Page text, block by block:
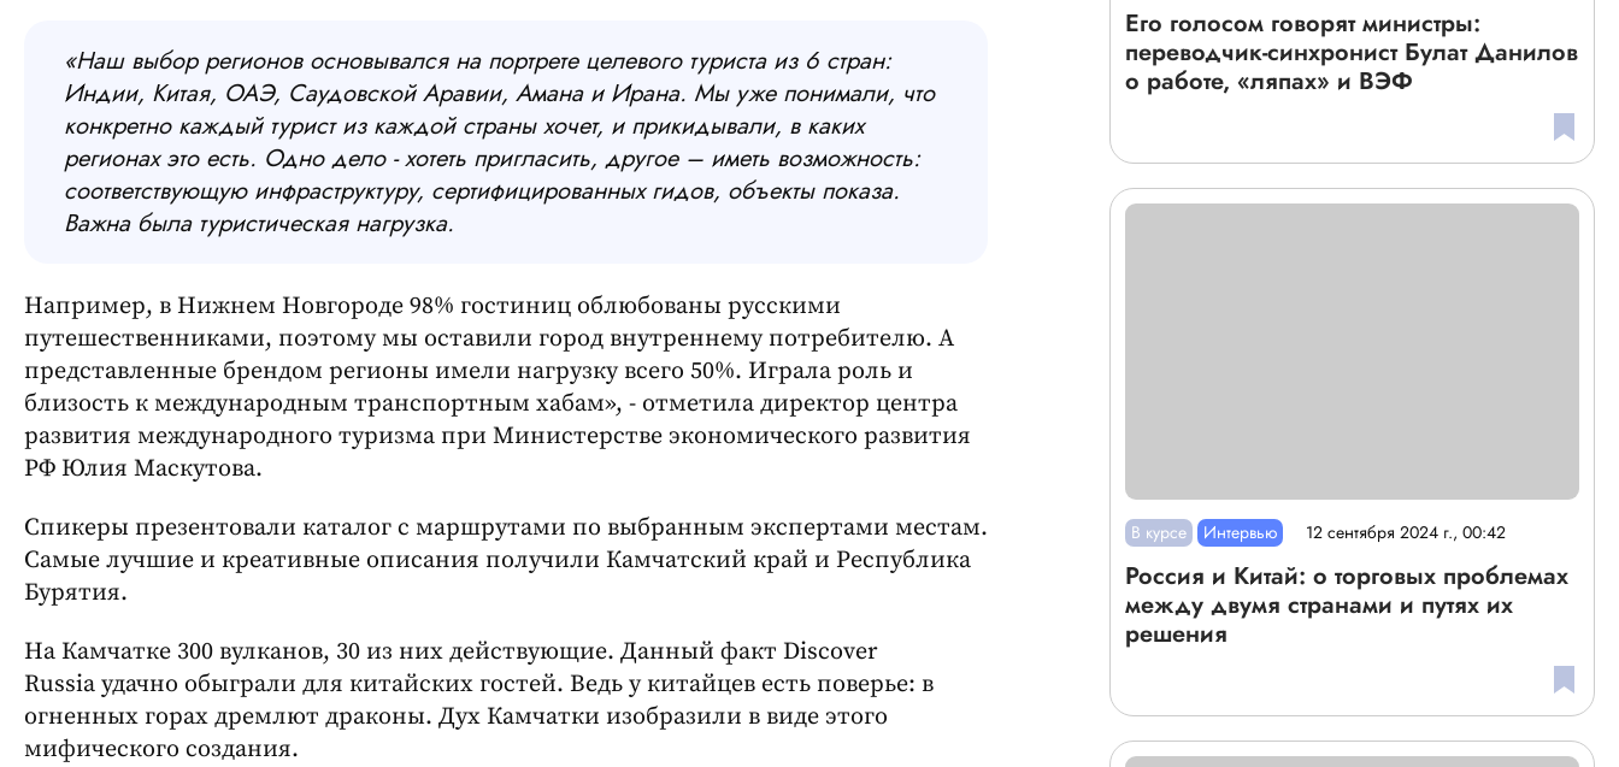
«Наш выбор регионов основывался на портрете целевого туриста из 6 стран:
Индии, Китая, ОАЭ, Саудовской Аравии, Амана и Ирана. Мы уже понимали, что
конкретно каждый турист из каждой страны хочет, и прикидывали, в каких
регионах это есть. Одно дело - хотеть пригласить, другое – иметь возможность:
соответствующую инфраструктуру, сертифицированных гидов, объекты показа.
Важна была туристическая нагрузка.
Например, в Нижнем Новгороде 98% гостиниц облюбованы русскими
путешественниками, поэтому мы оставили город внутреннему потребителю. А
представленные брендом регионы имели нагрузку всего 50%. Играла роль и
близость к международным транспортным хабам», - отметила директор центра
развития международного туризма при Министерстве экономического развития
РФ Юлия Маскутова.
Спикеры презентовали каталог с маршрутами по выбранным экспертами местам.
Самые лучшие и креативные описания получили Камчатский край и Республика
Бурятия.
На Камчатке 300 вулканов, 30 из них действующие. Данный факт Discover
Russia удачно обыграли для китайских гостей. Ведь у китайцев есть поверье: в
огненных горах дремлют драконы. Дух Камчатки изобразили в виде этого
мифического создания.
Его голосом говорят министры:
переводчик-синхронист Булат Данилов
о работе, «ляпах» и ВЭФ
В курсе Интервью 12 сентября 2024 г., 00:42
Россия и Китай: о торговых проблемах
между двумя странами и путях их
решения